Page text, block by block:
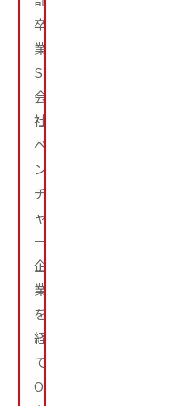
卒
業。
SI
会
社、
ベ
ン
チ
ャ
ー
企
業
を
経
て、
OSS